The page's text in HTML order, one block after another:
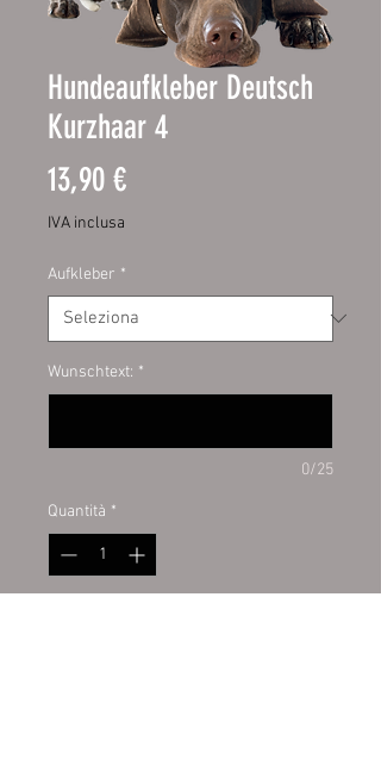
Hundeaufkleber Deutsch
Kurzhaar 4
13,90 €Prezzo
IVA inclusa
Aufkleber *
Wunschtext: *
0/25
Quantità *